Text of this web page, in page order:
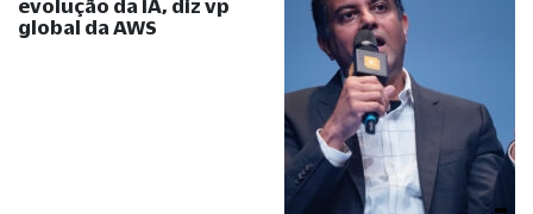
evolução da IA, diz vp
global da AWS